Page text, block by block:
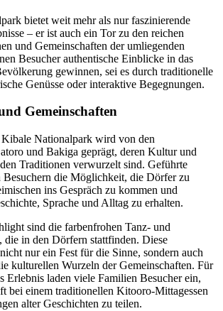
bietet weit mehr als nur faszinierende
– er ist auch ein Tor zu den reichen
und Gemeinschaften der umliegenden
Besucher authentische Einblicke in das
gewinnen, sei es durch traditionelle
Genüsse oder interaktive Begegnungen.
Gemeinschaften
Nationalpark wird von den
und Bakiga geprägt, deren Kultur und
Traditionen verwurzelt sind. Geführte
die Möglichkeit, die Dörfer zu
ins Gespräch zu kommen und
Sprache und Alltag zu erhalten.
sind die farbenfrohen Tanz- und
in den Dörfern stattfinden. Diese
nur ein Fest für die Sinne, sondern auch
kulturellen Wurzeln der Gemeinschaften. Für
Erlebnis laden viele Familien Besucher ein,
bei einem traditionellen Kitooro-Mittagessen
alter Geschichten zu teilen.